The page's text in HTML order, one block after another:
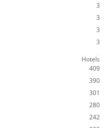
3
3
3
3
Hotels
409
390
301
280
242